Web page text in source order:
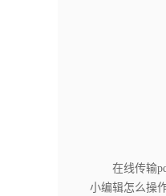
在线传输pdf
小编辑怎么操